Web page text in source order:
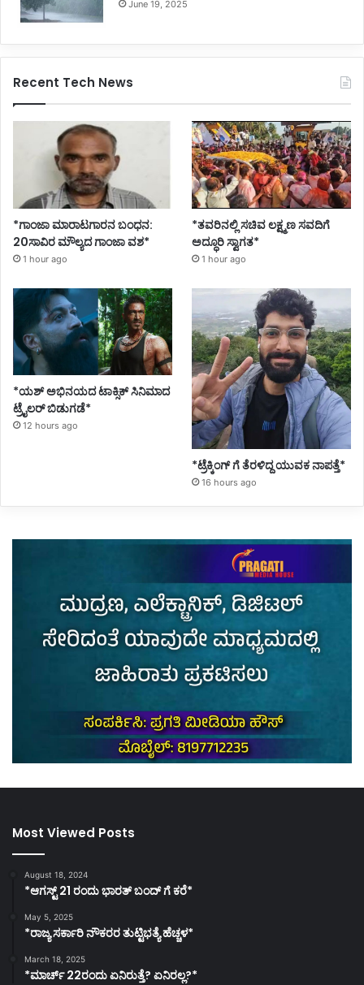
June 19, 2025
Recent Tech News
*ಗಾಂಜಾ ಮಾರಾಟಗಾರನ ಬಂಧನ:
20ಸಾವಿರ ಮೌಲ್ಯದ ಗಾಂಜಾ ವಶ*
1 hour ago
*ತವರಿನಲ್ಲಿ ಸಚಿವ ಲಕ್ಷ್ಮಣ ಸವದಿಗೆ
ಅದ್ಧೂರಿ ಸ್ವಾಗತ*
1 hour ago
*ಯಶ್ ಅಭಿನಯದ ಟಾಕ್ಸಿಕ್ ಸಿನಿಮಾದ
ಟ್ರೈಲರ್ ಬಿಡುಗಡೆ*
12 hours ago
*ಟ್ರೆಕ್ಕಿಂಗ್ ಗೆ ತೆರಳಿದ್ದ ಯುವಕ ನಾಪತ್ತೆ*
16 hours ago
Most Viewed Posts
August 18, 2024
*ಆಗಸ್ಟ್ 21 ರಂದು ಭಾರತ್‌ ಬಂದ್‌ ಗೆ ಕರೆ*
May 5, 2025
*ರಾಜ್ಯ ಸರ್ಕಾರಿ ನೌಕರರ ತುಟ್ಟಿಭತ್ಯೆ ಹೆಚ್ಚಳ*
March 18, 2025
*ಮಾರ್ಚ್ 22ರಂದು ಏನಿರುತ್ತೆ? ಏನಿರಲ್ಲ?*